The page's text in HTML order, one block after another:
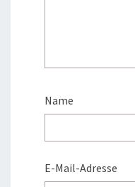
Name
E-Mail-Adresse